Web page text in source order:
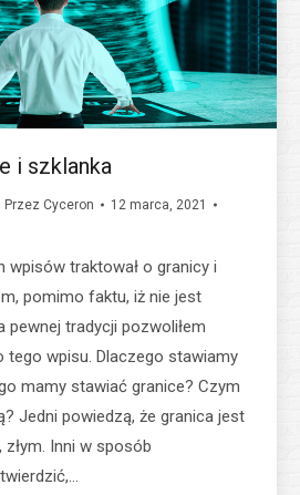
i szklanka
Przez Cyceron
12 marca, 2021
wpisów traktował o granicy i
pomimo faktu, iż nie jest
pewnej tradycji pozwoliłem
tego wpisu. Dlaczego stawiamy
mamy stawiać granice? Czym
Jedni powiedzą, że granica jest
Inni w sposób